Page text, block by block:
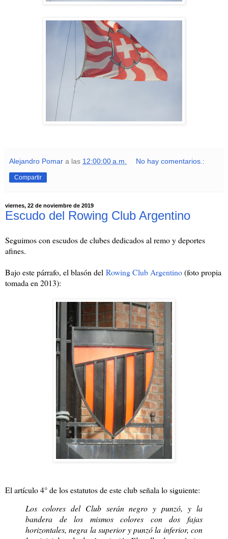
Alejandro Pomar a las 12:00:00 a.m. No hay comentarios.:
Compartir
viernes, 22 de noviembre de 2019
Escudo del Rowing Club Argentino
Seguimos con escudos de clubes dedicados al remo y deportes
afines.
Bajo este párrafo, el blasón del Rowing Club Argentino(foto propia
tomada en 2013):
El artículo 4° de los estatutos de este club señala lo siguiente:
Los colores del Club serán negro y punzó, y la
bandera de los mismos colores con dos fajas
horizontales, negra la superior y punzó la inferior, con